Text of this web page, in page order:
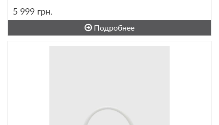
5 999 грн.
Подробнее